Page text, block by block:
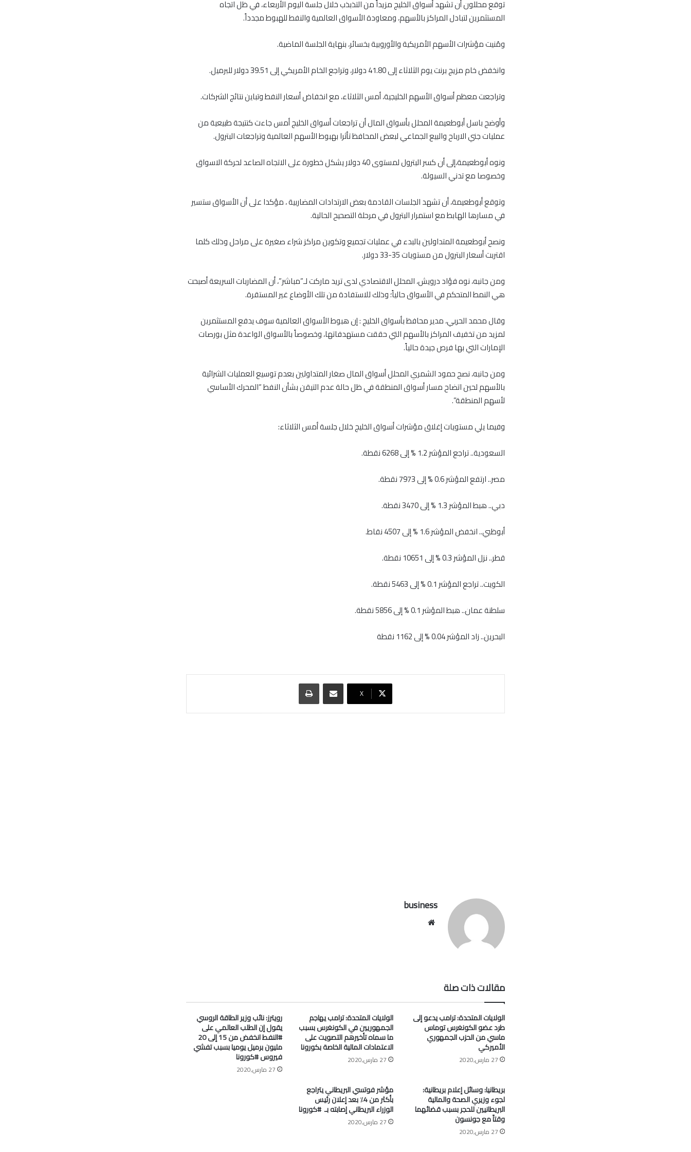
توقع محللون أن تشهد أسواق الخليج مزيداً من التذبذب خلال جلسة اليوم الأربعاء، في ظل اتجاه
المستثمرين لتبادل المراكز بالأسهم، ومعاودة الأسواق العالمية والنفط للهبوط مجدداً.
ومُنيت مؤشرات الأسهم الأمريكية والأوروبية بخسائر، بنهاية الجلسة الماضية.
وانخفض خام مزيج برنت يوم الثلاثاء إلى 41.80 دولار، وتراجع الخام الأمريكي إلى 39.51 دولار للبرميل.
وتراجعت معظم أسواق الأسهم الخليجية، أمس الثلاثاء، مع انخفاض أسعار النفط وتباين نتائج الشركات.
وأوضح باسل أبوطعيمة المحلل بأسواق المال أن تراجعات أسواق الخليج أمس جاءت كنتيجة طبيعية من
عمليات جني الارباح والبيع الجماعي لبعض المحافظ تأثرا بهبوط الأسهم العالمية وتراجعات البترول.
ونوه أبوطعيمة،إلى أن كسر البترول لمستوى 40 دولار يشكل خطورة على الاتجاه الصاعد لحركة الاسواق
وخصوصا مع تدني السيولة.
وتوقع أبوطعيمة، أن تشهد الجلسات القادمة بعض الارتدادات المضاربية ، مؤكدا على أن الأسواق ستسير
في مسارها الهابط مع استمرار البترول في مرحلة التصحيح الحالية.
ونصح أبوطعيمة المتداولين بالبدء في عمليات تجميع وتكوين مراكز شراء صغيرة على مراحل وذلك كلما
اقتربت أسعار البترول من مستويات 35-33 دولار.
ومن جانبه، نوه فؤاد درويش، المحلل الاقتصادي لدى تريد ماركت لـ”مباشر”، أن المضاربات السريعة أصبحت
هي النمط المتحكم في الأسواق حالياً؛ وذلك للاستفادة من تلك الأوضاع غير المستقرة.
وقال محمد الحربي، مدير محافظ بأسواق الخليج : إن هبوط الأسواق العالمية سوف يدفع المستثمرين
لمزيد من تخفيف المراكز بالأسهم التي حققت مستهدفاتها، وخصوصاً بالأسواق الواعدة مثل بورصات
الإمارات التي بها فرص جيدة حالياً.
ومن جانبه، نصح حمود الشمري المحلل أسواق المال صغار المتداولين بعدم توسيع العمليات الشرائية
بالأسهم لحين اتضاح مسار أسواق المنطقة في ظل حالة عدم التيقن بشأن النفط “المحرك الأساسي
لأسهم المنطقة”.
وفيما يلي مستويات إغلاق مؤشرات أسواق الخليج خلال جلسة أمس الثلاثاء:
السعودية.. تراجع المؤشر 1.2 % إلى 6268 نقطة.
مصر.. ارتفع المؤشر 0.6 % إلى 7973 نقطة.
دبي.. هبط المؤشر 1.3 % إلى 3470 نقطة.
أبوظبي.. انخفض المؤشر 1.6 % إلى 4507 نقاط.
قطر.. نزل المؤشر 0.3 % إلى 10651 نقطة.
الكويت.. تراجع المؤشر 0.1 % إلى 5463 نقطة.
سلطنة عمان.. هبط المؤشر 0.1 % إلى 5856 نقطة.
البحرين.. زاد المؤشر 0.04 % إلى 1162 نقطة
‫X
مشاركة عبر البريد طباعة
business
مقالات ذات صلة
الولايات المتحدة: ترامب يدعو إلى
طرد عضو الكونغرس توماس
ماسي من الحزب الجمهوري
الأميركي
27 مارس,2020
الولايات المتحدة: ترامب يهاجم
الجمهوريين في الكونغرس بسبب
ما سماه تأخيرهم التصويت على
الاعتمادات المالية الخاصة بكورونا
27 مارس,2020
رويترز: نائب وزير الطاقة الروسي
يقول إن الطلب العالمي على
#النفط انخفض من 15 إلى 20
مليون برميل يوميا بسبب تفشي
فيروس #كورونا
27 مارس,2020
بريطانيا: وسائل إعلام بريطانية:
لجوء وزيري الصحة والمالية
البريطانيين للحجر بسبب قضائهما
وقتاً مع جونسون
27 مارس,2020
مؤشر فوتسي البريطاني يتراجع
بأكثر من 4٪ بعد إعلان رئيس
الوزراء البريطاني إصابته بـ ⁧ #كورونا⁩
27 مارس,2020